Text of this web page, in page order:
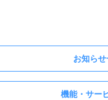
お知ら
機能・サー